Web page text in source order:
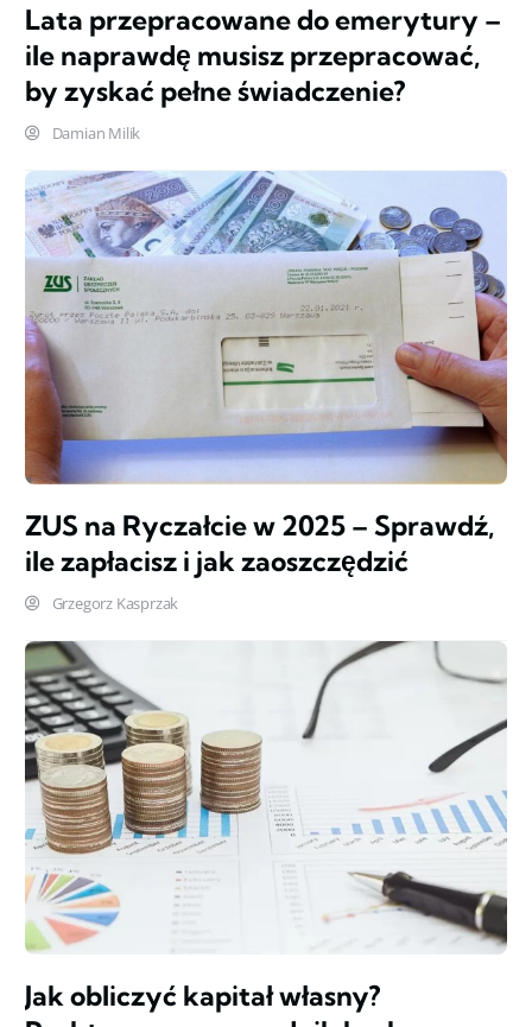
Lata przepracowane do emerytury –
ile naprawdę musisz przepracować,
by zyskać pełne świadczenie?
Damian Milik
ZUS na Ryczałcie w 2025 – Sprawdź,
ile zapłacisz i jak zaoszczędzić
Grzegorz Kasprzak
Jak obliczyć kapitał własny?